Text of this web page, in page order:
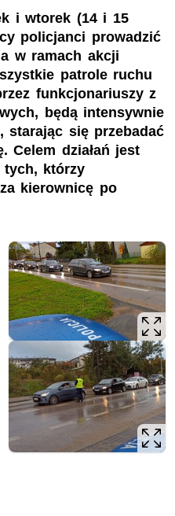
i wtorek (14 i 15
policjanci prowadzić
w ramach akcji
patrole ruchu
funkcjonariuszy z
będą intensywnie
starając się przebadać
Celem działań jest
tych, którzy
kierownicę po